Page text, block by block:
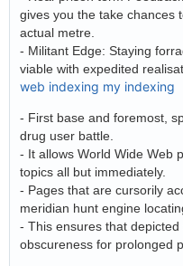
gives you the take chances
actual metre.
- Militant Edge: Staying
viable with expedited
web indexing my indexing
- First base and foremost,
drug user battle.
- It allows World Wide Web
topics all but immediately.
- Pages that are cursorily
meridian hunt engine
- This ensures that
obscureness for prolonged